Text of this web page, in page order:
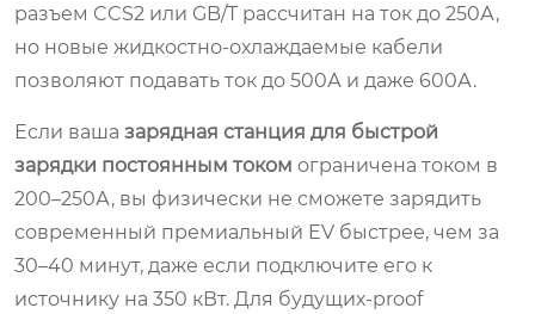
разъем CCS2 или GB/T рассчитан на ток до 250А,
но новые жидкостно-охлаждаемые кабели
позволяют подавать ток до 500А и даже 600А.
Если ваша зарядная станция для быстрой
зарядки постоянным током ограничена током в
200–250А, вы физически не сможете зарядить
современный премиальный EV быстрее, чем за
30–40 минут, даже если подключите его к
источнику на 350 кВт. Для будущих-proof